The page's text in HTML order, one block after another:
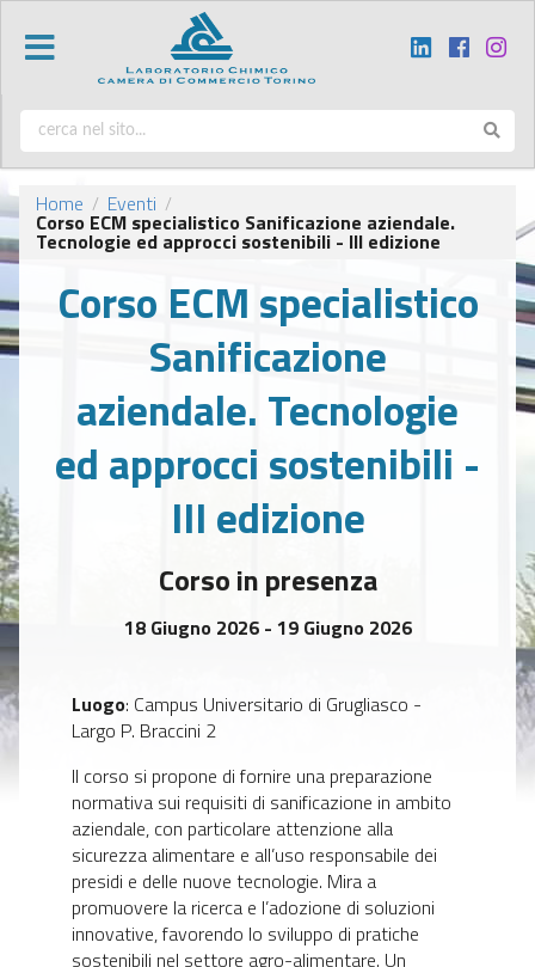
Home / Eventi /
Corso ECM specialistico Sanificazione aziendale.
Tecnologie ed approcci sostenibili - III edizione
Corso ECM specialistico
Sanificazione
aziendale. Tecnologie
ed approcci sostenibili -
III edizione
Corso in presenza
18 Giugno 2026 - 19 Giugno 2026
Luogo: Campus Universitario di Grugliasco -
Largo P. Braccini 2
Il corso si propone di fornire una preparazione
normativa sui requisiti di sanificazione in ambito
aziendale, con particolare attenzione alla
sicurezza alimentare e all’uso responsabile dei
presidi e delle nuove tecnologie. Mira a
promuovere la ricerca e l’adozione di soluzioni
innovative, favorendo lo sviluppo di pratiche
sostenibili nel settore agro-alimentare. Un